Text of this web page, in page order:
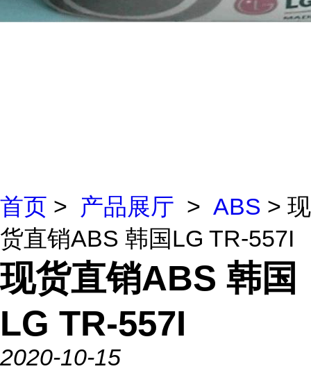
首页 > 产品展厅 > ABS > 现
货直销ABS 韩国LG TR-557I
现货直销ABS 韩国
LG TR-557I
2020-10-15